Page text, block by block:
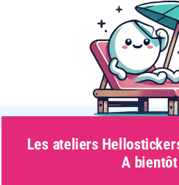
Les ateliers
A